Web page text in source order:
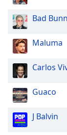
Bad
Maluma
Carlos
Guaco
J Balvin